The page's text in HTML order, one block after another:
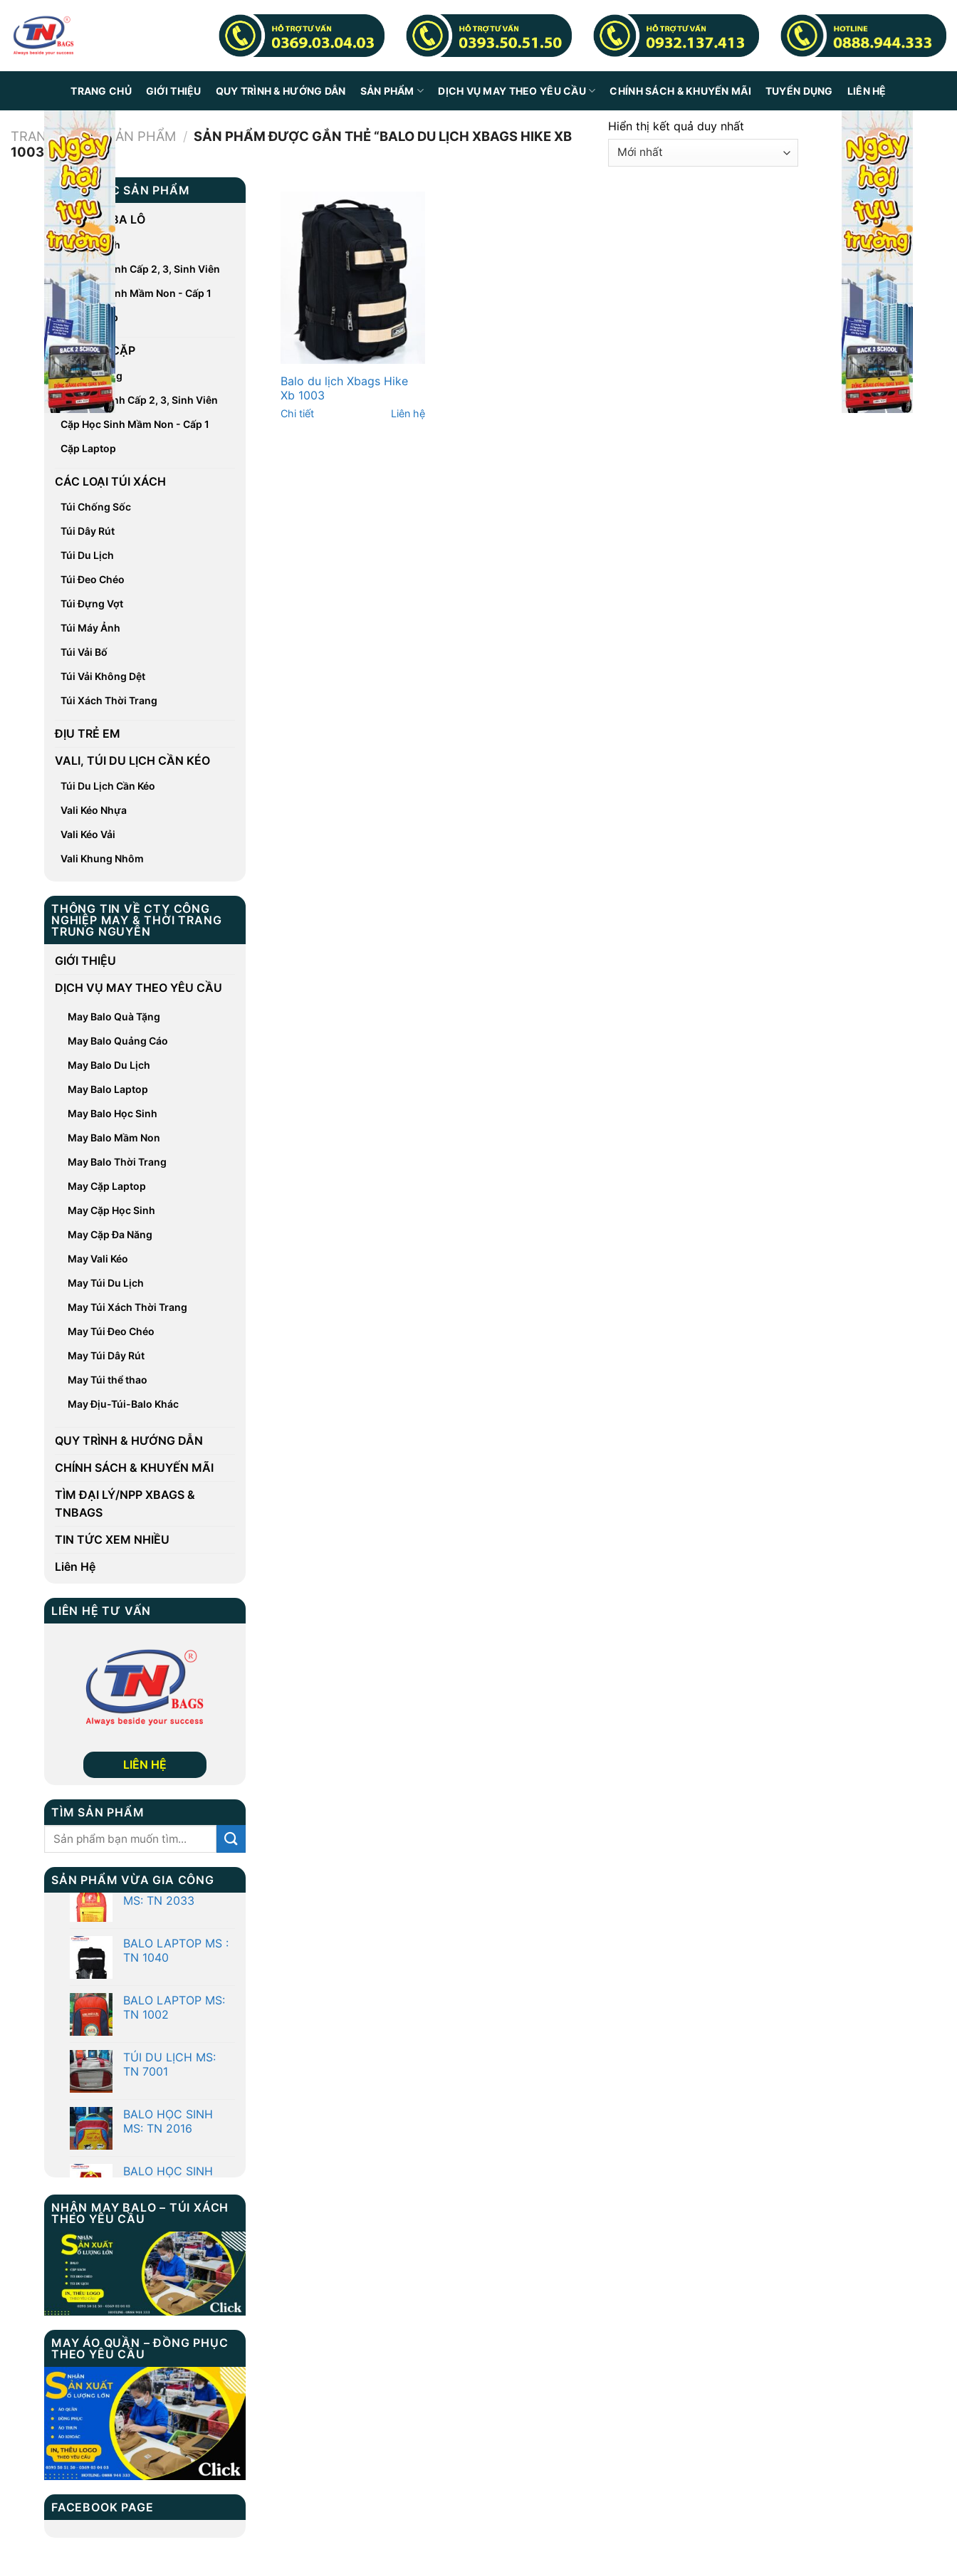
content
TRANG CHỦ GIỚI THIỆU QUY TRÌNH & HƯỚNG DẪN SẢN PHẨM DỊCH VỤ MAY THEO YÊU CẦU CHÍNH SÁCH & KHUYẾN MÃI TUYỂN DỤNG LIÊN HỆ
TRANG CHỦ / SẢN PHẨM / SẢN PHẨM ĐƯỢC GẮN THẺ “BALO DU LỊCH XBAGS HIKE XB
1003”
Hiển thị kết quả duy nhất
DANH MỤC SẢN PHẨM
CÁC LOẠI BA LÔ
Balo Du Lịch
Balo Học Sinh Cấp 2, 3, Sinh Viên
Balo Học Sinh Mầm Non - Cấp 1
Balo Laptop
CÁC LOẠI CẶP
Cặp Đa Năng
Cặp Học Sinh Cấp 2, 3, Sinh Viên
Cặp Học Sinh Mầm Non - Cấp 1
Cặp Laptop
CÁC LOẠI TÚI XÁCH
Túi Chống Sốc
Túi Dây Rút
Túi Du Lịch
Túi Đeo Chéo
Túi Đựng Vợt
Túi Máy Ảnh
Túi Vải Bố
Túi Vải Không Dệt
Túi Xách Thời Trang
ĐỊU TRẺ EM
VALI, TÚI DU LỊCH CẦN KÉO
Túi Du Lịch Cần Kéo
Vali Kéo Nhựa
Vali Kéo Vải
Vali Khung Nhôm
THÔNG TIN VỀ CTY CÔNG
NGHIỆP MAY & THỜI TRANG
TRUNG NGUYÊN
GIỚI THIỆU
DỊCH VỤ MAY THEO YÊU CẦU
May Balo Quà Tặng
May Balo Quảng Cáo
May Balo Du Lịch
May Balo Laptop
May Balo Học Sinh
May Balo Mầm Non
May Balo Thời Trang
May Cặp Laptop
May Cặp Học Sinh
May Cặp Đa Năng
May Vali Kéo
May Túi Du Lịch
May Túi Xách Thời Trang
May Túi Đeo Chéo
May Túi Dây Rút
May Túi thể thao
May Địu-Túi-Balo Khác
QUY TRÌNH & HƯỚNG DẪN
CHÍNH SÁCH & KHUYẾN MÃI
TÌM ĐẠI LÝ/NPP XBAGS &
TNBAGS
TIN TỨC XEM NHIỀU
Liên Hệ
LIÊN HỆ TƯ VẤN
LIÊN HỆ
TÌM SẢN PHẨM
Tìm
SẢN PHẨM VỪA GIA CÔNG
BALO LAPTOP MS :
BALO LAPTOP MS:
TÚI DU LỊCH MS:
BALO HỌC SINH
BALO HỌC SINH
BALO LAPTOP MS :
TN 1040
BALO LAPTOP MS:
TN 1002
TÚI DU LỊCH MS:
TN 7001
BALO HỌC SINH
MS: TN 2016
BALO HỌC SINH
MS: TN 2033
NHẬN MAY BALO – TÚI XÁCH
THEO YÊU CẦU
MAY ÁO QUẦN – ĐỒNG PHỤC
THEO YÊU CẦU
FACEBOOK PAGE
Balo du lịch Xbags Hike
Xb 1003
Chi tiết Liên hệ